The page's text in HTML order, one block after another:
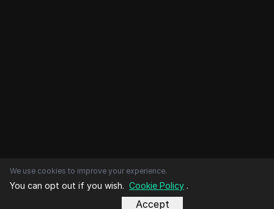
We use cookies to improve your experience.
You can opt out if you wish. Cookie Policy .
Accept